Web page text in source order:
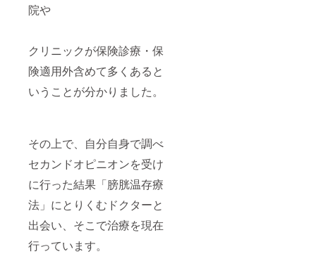
院や
クリニックが保険診療・保
険適用外含めて多くあると
いうことが分かりました。
その上で、自分自身で調べ
セカンドオピニオンを受け
に行った結果「膀胱温存療
法」にとりくむドクターと
出会い、そこで治療を現在
行っています。